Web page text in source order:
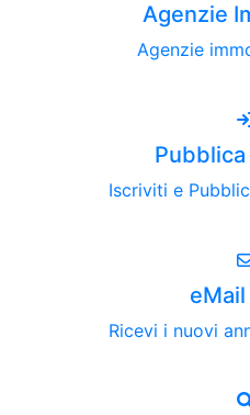
Agenzie
Agenzie
Iscriviti e
Ricevi i nuovi